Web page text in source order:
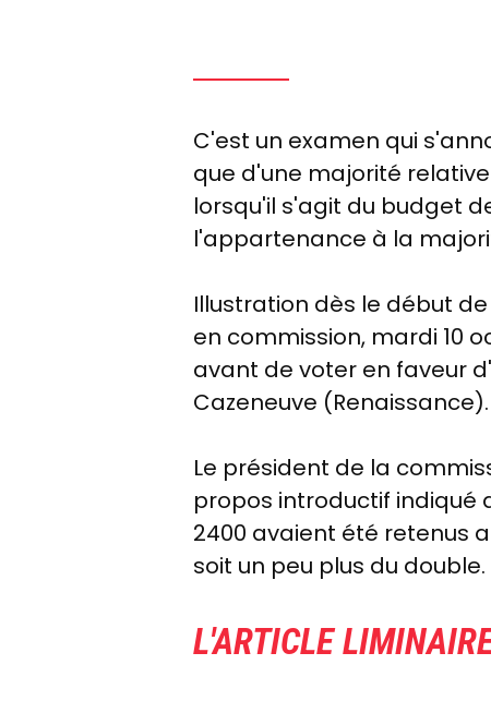
C'est un examen qui
que d'une majorité
lorsqu'il s'agit du budget
l'appartenance à la
Illustration dès le début
en commission, mardi 10
avant de voter en faveur
Cazeneuve (Renaissance).
Le président de la
propos introductif indiqué
2400 avaient été retenus
soit un peu plus du double.
L'ARTICLE